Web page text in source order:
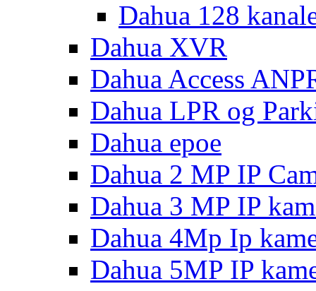
Dahua 128
Dahua XVR
Dahua Access
Dahua LPR og
Dahua epoe
Dahua 2 MP IP
Dahua 3 MP IP
Dahua 4Mp Ip
Dahua 5MP IP